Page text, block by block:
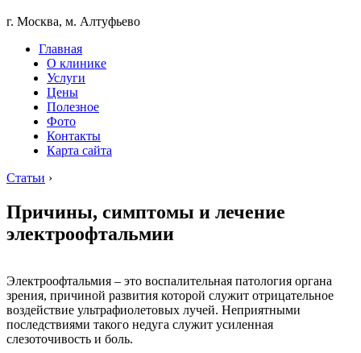
г. Москва, м. Алтуфьево
Главная
О клинике
Услуги
Цены
Полезное
Фото
Контакты
Карта сайта
Статьи ›
Причины, симптомы и лечение
электроофтальмии
Электроофтальмия – это воспалительная патология органа
зрения, причиной развития которой служит отрицательное
воздействие ультрафиолетовых лучей. Неприятными
последствиями такого недуга служит усиленная
слезоточивость и боль.